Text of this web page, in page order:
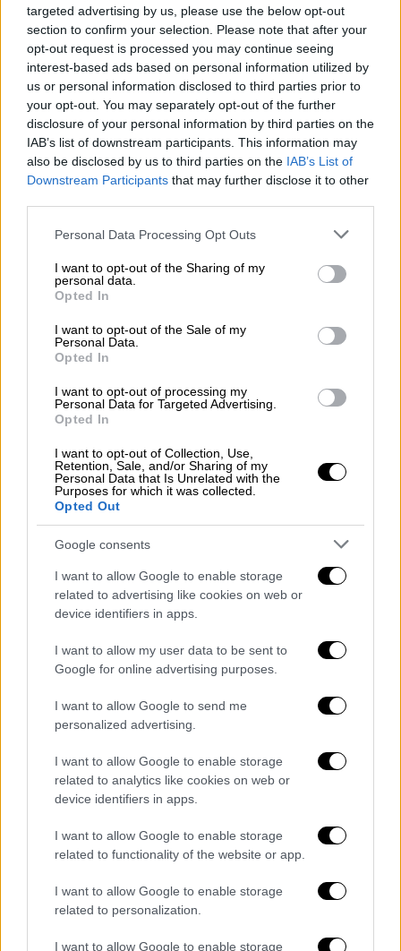
targeted advertising by us, please use the below opt-out
section to confirm your selection. Please note that after your
opt-out request is processed you may continue seeing
interest-based ads based on personal information utilized by
us or personal information disclosed to third parties prior to
your opt-out. You may separately opt-out of the further
disclosure of your personal information by third parties on the
IAB’s list of downstream participants. This information may
also be disclosed by us to third parties on the IAB’s List of
Downstream Participants that may further disclose it to other
Please note that this website/app uses one or more Google
not limited to your visit or usage behaviour. You may click to
grant or deny consent to Google and its third-party tags to
use your data for below specified purposes in below Google
consent section.
Personal Data Processing Opt Outs
I want to opt-out of the Sharing of my
personal data.
Opted In
I want to opt-out of the Sale of my
Personal Data.
Opted In
I want to opt-out of processing my
Personal Data for Targeted Advertising.
Opted In
I want to opt-out of Collection, Use,
Retention, Sale, and/or Sharing of my
Personal Data that Is Unrelated with the
Purposes for which it was collected.
Opted Out
Google consents
I want to allow Google to enable storage
related to advertising like cookies on web or
device identifiers in apps.
I want to allow my user data to be sent to
Google for online advertising purposes.
I want to allow Google to send me
personalized advertising.
I want to allow Google to enable storage
related to analytics like cookies on web or
device identifiers in apps.
I want to allow Google to enable storage
related to functionality of the website or app.
I want to allow Google to enable storage
related to personalization.
I want to allow Google to enable storage
Πρόκειται για γυναίκα, ηλικίαςπερίπου 60
ετώνη οποία έκανεθαλάσσιο
αλεξίπτωτοτην ώρα που είχε ξεσπάσει η
καταιγίδα και οι ισχυροί άνεμοι. Ξαφνικά το
σχοινί το οποίο κρατούσε το αλεξίπτωτο
δεμένο στη βάρκα κόπηκε και η γυναίκα
κατέληξε από ύψος στη θάλασσα.
Σύβοτα
Σύμφωνα με τοepiruspost.gr τη γυναίκα με
καταγωγή από τη Θράκη, που σύμφωνα με τις
πρώτες πληροφορίες έκανε διακοπές στην
περιοχή, περισυνέλλεξε το πλοίο «δελφίνι»
εκείνητην ώρα. Ωστόσο, όταν την ανέβασαν
στο σκάφος η κοπέλα δεν είχε τις αισθήσεις
ασθενοφόρο και εκεί διαπιστώθηκε ο
θάνατόςτης.
Ο χειριστής της βάρκας βρέθηκε ουσιαστικά
ναυαγός ανάμεσα στα κύματα. Έγινε
αντιληπτός από ιδιωτικό σκάφος οι
άνθρωποι του οποίου κατάφεραν να τον
βγάλουν από την θάλασσα και να του
προσφέρουν τις πρώτες βοήθειες.
Υπόθεση παρακολουθήσεων: 10